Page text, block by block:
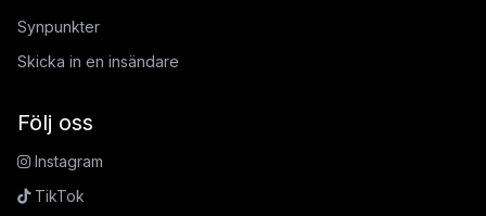
Synpunkter
Skicka in en insändare
Följ oss
Instagram
TikTok